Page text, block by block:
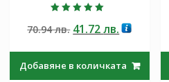
5.00
от 5
70.94лв. Original
70.94 лв..
41.72лв.Текущата
41.72 лв..
Добавяне в количката